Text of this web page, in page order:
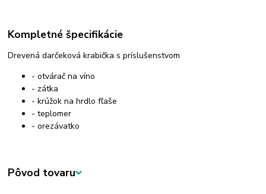
Kompletné špecifikácie
Drevená darčeková krabička s príslušenstvom
- otvárač na víno
- zátka
- krúžok na hrdlo fľaše
- teplomer
- orezávatko
Pôvod tovaru